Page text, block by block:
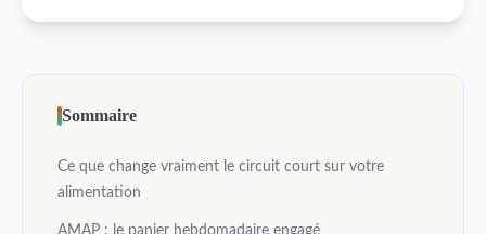
Sommaire
Ce que change vraiment le circuit court sur votre
alimentation
AMAP : le panier hebdomadaire engagé